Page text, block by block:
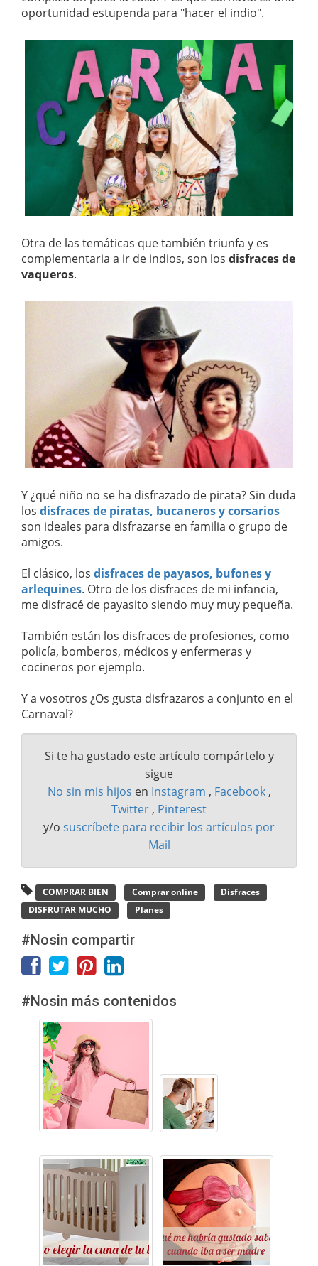
oportunidad estupenda para "hacer el indio".
Otra de las temáticas que también triunfa y es
complementaria a ir de indios, son los disfraces de
vaqueros.
Y ¿qué niño no se ha disfrazado de pirata? Sin duda
los disfraces de piratas, bucaneros y corsarios
son ideales para disfrazarse en familia o grupo de
amigos.
El clásico, los disfraces de payasos, bufones y
arlequines. Otro de los disfraces de mi infancia,
me disfracé de payasito siendo muy muy pequeña.
También están los disfraces de profesiones, como
policía, bomberos, médicos y enfermeras y
cocineros por ejemplo.
Y a vosotros ¿Os gusta disfrazaros a conjunto en el
Carnaval?
Si te ha gustado este artículo compártelo y
sigue
No sin mis hijos en Instagram , Facebook ,
Twitter , Pinterest
y/o suscríbete para recibir los artículos por
Mail
COMPRAR BIEN Comprar online
Disfraces
DISFRUTAR MUCHO
Planes
#Nosin compartir
#Nosin más contenidos